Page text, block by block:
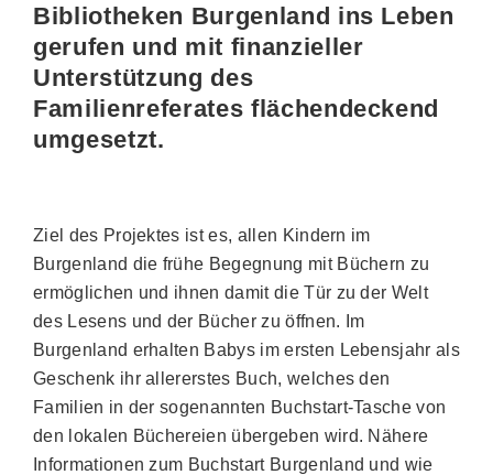
Bibliotheken Burgenland ins Leben
gerufen und mit finanzieller
Unterstützung des
Familienreferates flächendeckend
umgesetzt.
Ziel des Projektes ist es, allen Kindern im
Burgenland die frühe Begegnung mit Büchern zu
ermöglichen und ihnen damit die Tür zu der Welt
des Lesens und der Bücher zu öffnen. Im
Burgenland erhalten Babys im ersten Lebensjahr als
Geschenk ihr allererstes Buch, welches den
Familien in der sogenannten Buchstart-Tasche von
den lokalen Büchereien übergeben wird. Nähere
Informationen zum Buchstart Burgenland und wie